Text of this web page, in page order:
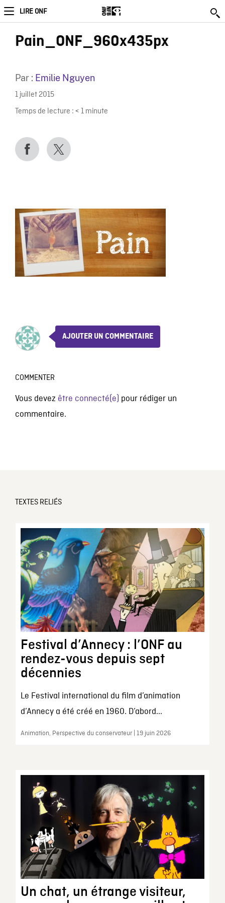
LIRE ONF
Pain_ONF_960x435px
Par : Emilie Nguyen
1 juillet 2015
Temps de lecture : < 1 minute
AJOUTER UN COMMENTAIRE
COMMENTER
Vous devez être connecté(e) pour rédiger un
commentaire.
TEXTES RELIÉS
Festival d’Annecy : l’ONF au
rendez-vous depuis sept
décennies
Le Festival international du film d’animation
d’Annecy a été créé en 1960. D’abord...
Animation, Perspective du conservateur | 19 juin 2026
Un chat, un étrange visiteur,